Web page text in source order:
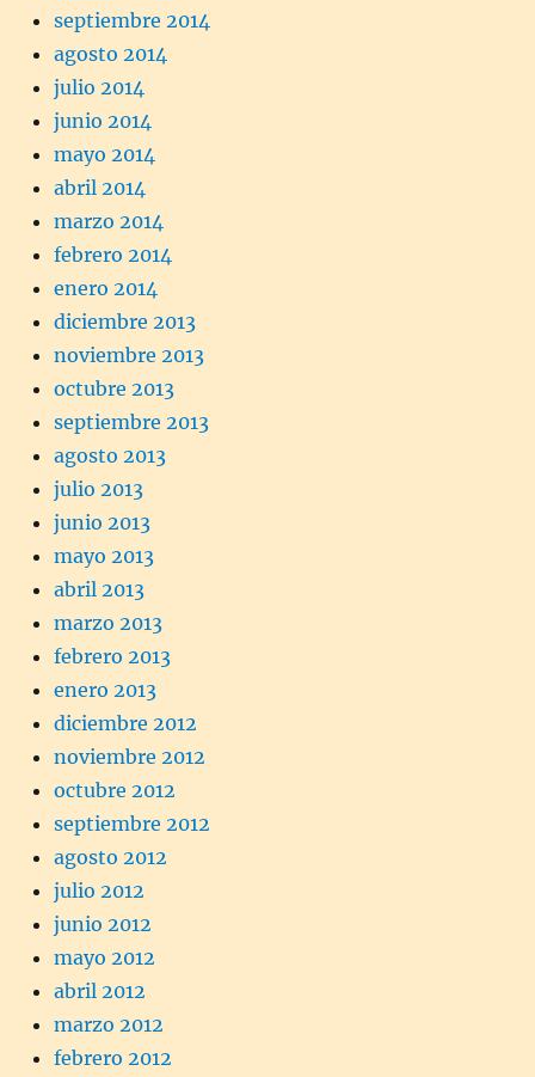
septiembre 2014
agosto 2014
julio 2014
junio 2014
mayo 2014
abril 2014
marzo 2014
febrero 2014
enero 2014
diciembre 2013
noviembre 2013
octubre 2013
septiembre 2013
agosto 2013
julio 2013
junio 2013
mayo 2013
abril 2013
marzo 2013
febrero 2013
enero 2013
diciembre 2012
noviembre 2012
octubre 2012
septiembre 2012
agosto 2012
julio 2012
junio 2012
mayo 2012
abril 2012
marzo 2012
febrero 2012